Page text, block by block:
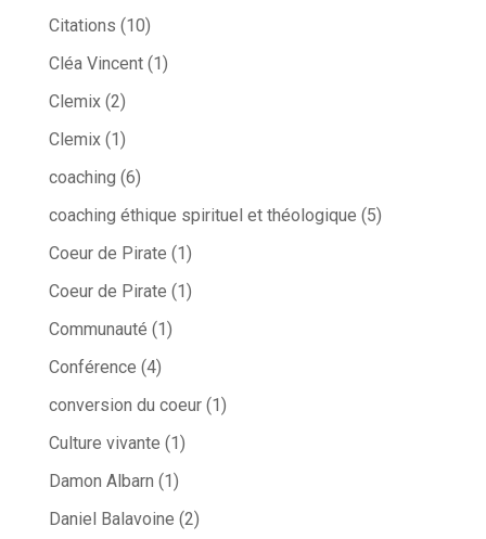
Citations (10)
Cléa Vincent(1)
Clemix(2)
Clemix(1)
coaching (6)
coaching éthique spirituel et théologique (5)
Coeur de Pirate (1)
Coeur de Pirate (1)
Communauté (1)
Conférence (4)
conversion du coeur(1)
Culture vivante (1)
Damon Albarn (1)
Daniel Balavoine (2)